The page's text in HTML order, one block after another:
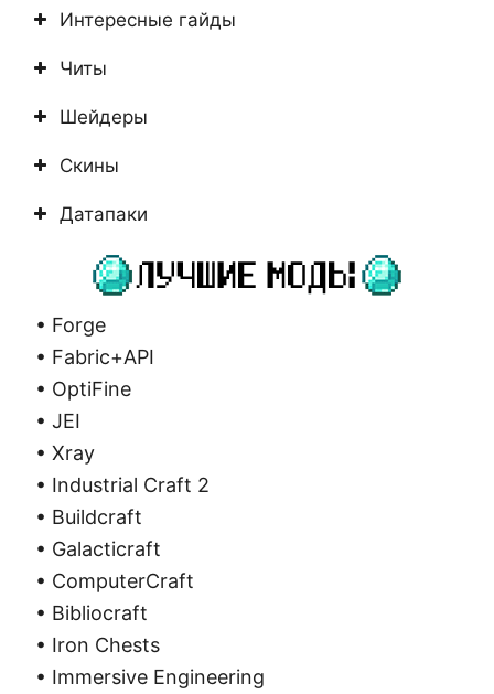
Интересные гайды
Читы
Шейдеры
Скины
Датапаки
• Forge
• Fabric+API
• OptiFine
• JEI
• Xray
• Industrial Craft 2
• Buildcraft
• Galacticraft
• ComputerCraft
• Bibliocraft
• Iron Chests
• Immersive Engineering